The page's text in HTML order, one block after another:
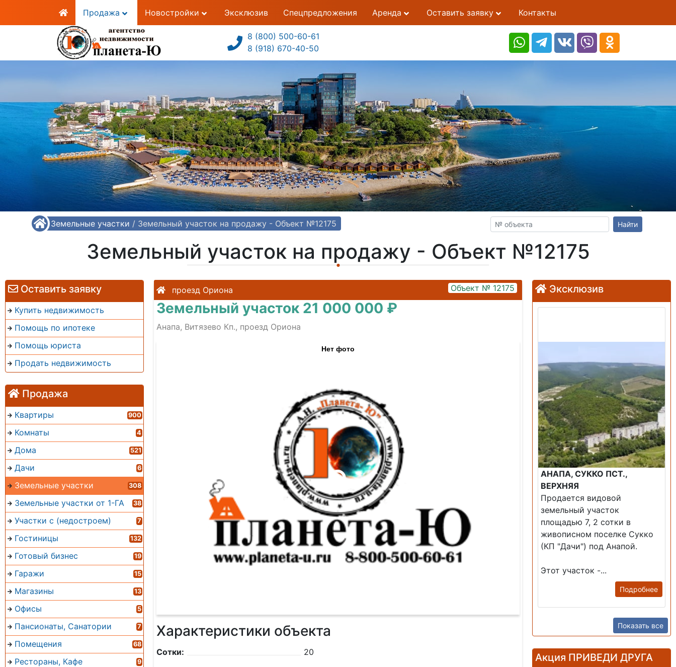
Продажа Новостройки Эксклюзив Спецпредложения Аренда Оставить заявку Контакты
8 (800) 500-60-61
8 (918) 670-40-50
/ Земельные участки / Земельный участок на продажу - Объект №12175 Найти
Земельный участок на продажу - Объект №12175
Оставить заявку
Купить недвижимость
Помощь по ипотеке
Помощь юриста
Продать недвижимость
Продажа
Квартиры 900
Комнаты 4
Дома 521
Дачи 6
Земельные участки 308
Земельные участки от 1-ГА 38
Участки с (недостроем) 7
Гостиницы 132
Готовый бизнес 19
Гаражи 15
Магазины 13
Офисы 5
Пансионаты, Санатории 7
Помещения 68
Рестораны, Кафе 9
проезд Ориона Объект № 12175
Земельный участок 21 000 000 ₽
Анапа, Витязево Кп., проезд Ориона
Нет фото
Характеристики объекта
Сотки: 20
Эксклюзив
АНАПА, СУККО ПСТ.,
ВЕРХНЯЯ
Продается видовой
земельный участок
площадью 7, 2 сотки в
живописном поселке Сукко
(КП "Дачи") под Анапой.
Этот участок -...
Подробнее
Показать все
Акция ПРИВЕДИ ДРУГА